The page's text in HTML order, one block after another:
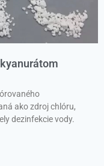
ako zdroj chlóru,
dezinfekcie vody.